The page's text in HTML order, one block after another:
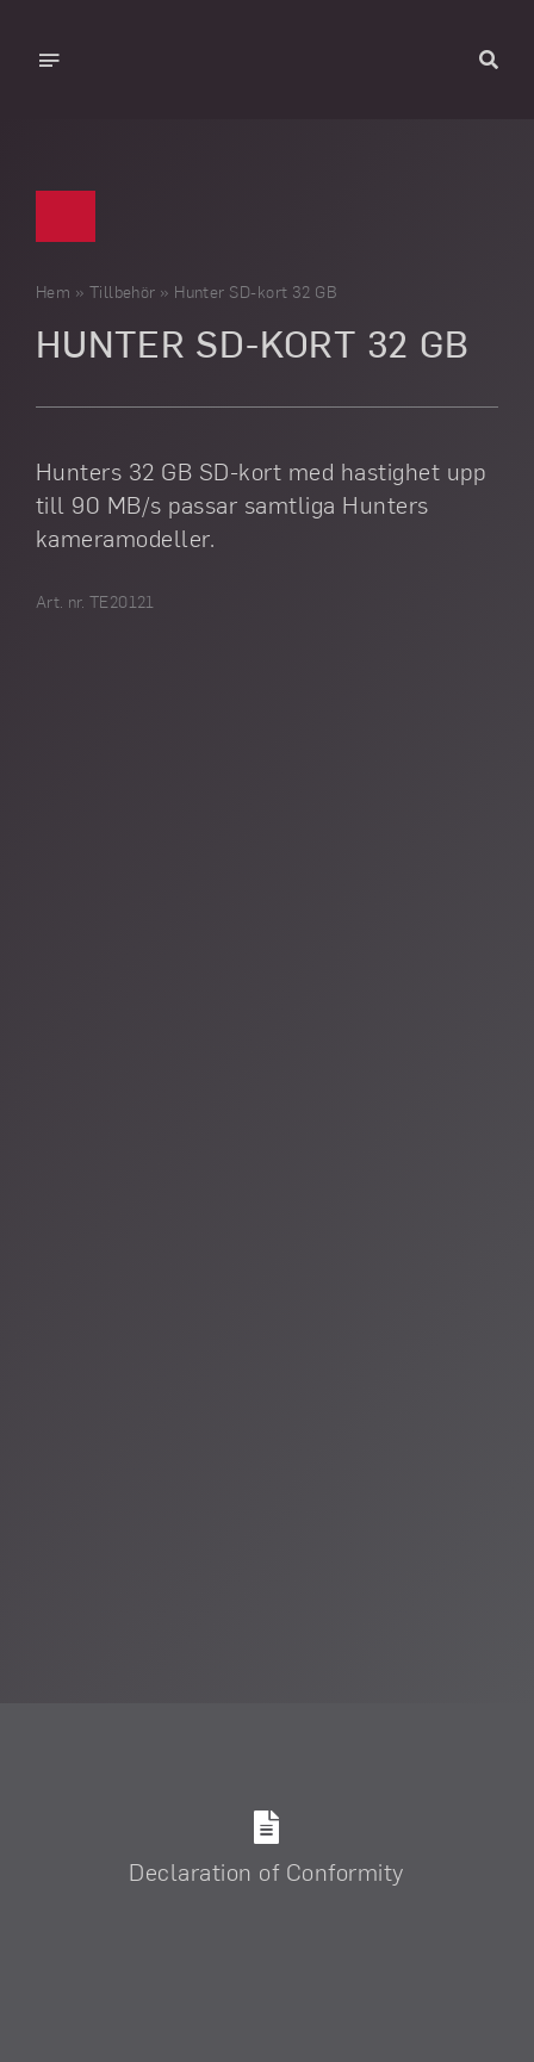
contentToggle
Produkter
Om Hunter
Hjälp
Galleri
Hem » Tillbehör » Hunter SD-kort 32 GB
HUNTER SD-KORT 32 GB
Hunters 32 GB SD-kort med hastighet upp
till 90 MB/s passar samtliga Hunters
kameramodeller.
Art. nr. TE20121
Declaration of Conformity